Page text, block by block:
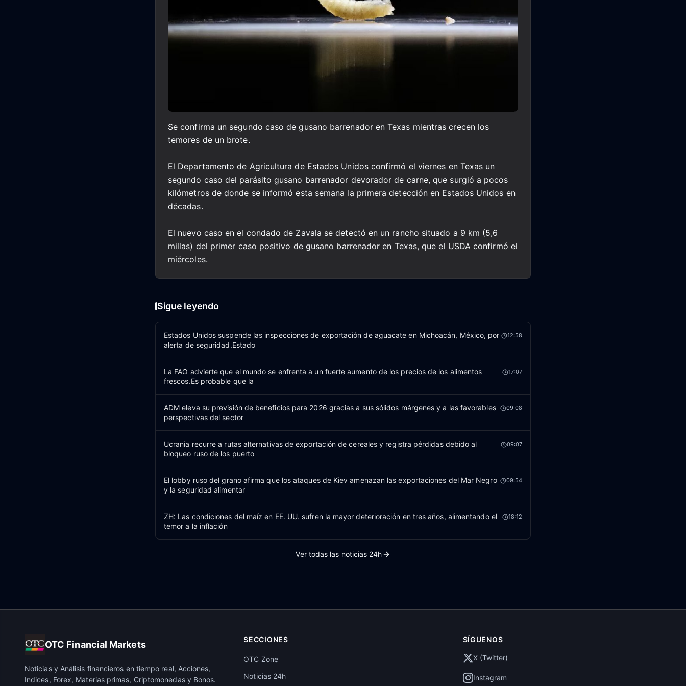
Se confirma un segundo caso de gusano barrenador en Texas mientras crecen los
temores de un brote.
El Departamento de Agricultura de Estados Unidos confirmó el viernes en Texas un
segundo caso del parásito gusano barrenador devorador de carne, que surgió a pocos
kilómetros de donde se informó esta semana la primera detección en Estados Unidos en
décadas.
El nuevo caso en el condado de Zavala se detectó en un rancho situado a 9 km (5,6
millas) del primer caso positivo de gusano barrenador en Texas, que el USDA confirmó el
miércoles.
Sigue leyendo
Estados Unidos suspende las inspecciones de exportación de aguacate en Michoacán, México, por
alerta de seguridad.Estado
12:58
La FAO advierte que el mundo se enfrenta a un fuerte aumento de los precios de los alimentos
frescos.Es probable que la
17:07
ADM eleva su previsión de beneficios para 2026 gracias a sus sólidos márgenes y a las favorables
perspectivas del sector
09:08
Ucrania recurre a rutas alternativas de exportación de cereales y registra pérdidas debido al
bloqueo ruso de los puerto
09:07
El lobby ruso del grano afirma que los ataques de Kiev amenazan las exportaciones del Mar Negro
y la seguridad alimentar
09:54
ZH: Las condiciones del maíz en EE. UU. sufren la mayor deterioración en tres años, alimentando el
temor a la inflación
18:12
Ver todas las noticias 24h
OTC Financial Markets
Noticias y Análisis financieros en tiempo real, Acciones,
Indices, Forex, Materias primas, Criptomonedas y Bonos.
SECCIONES
OTC Zone
Noticias 24h
SÍGUENOS
X (Twitter)
Instagram